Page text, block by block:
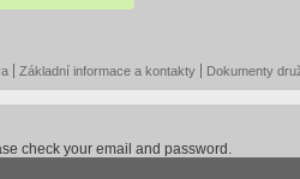
Základní informace a kontakty Dokumenty
check your email and password.